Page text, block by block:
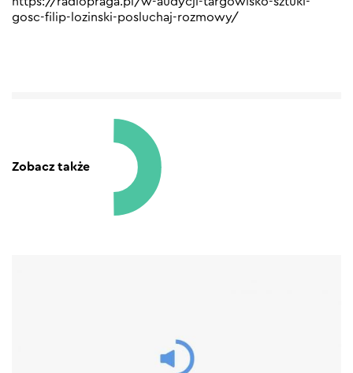
gosc-filip-lozinski-posluchaj-rozmowy/
Zobacz także